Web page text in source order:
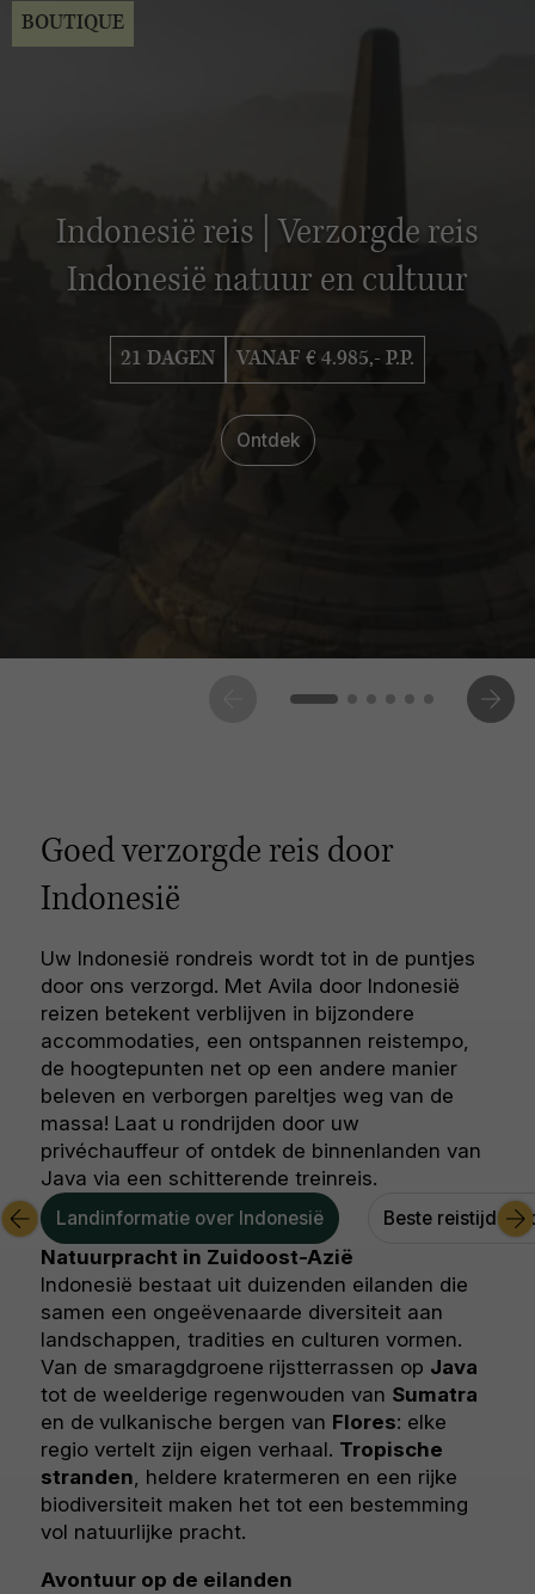
Indonesië reis | Verzorgde reis
Indonesië natuur en cultuur
21 DAGEN VANAF € 4.985,- P.P.
Ontdek
BOUTIQUE
Goed verzorgde reis door
Indonesië
Uw Indonesië rondreis wordt tot in de puntjes
door ons verzorgd. Met Avila door Indonesië
reizen betekent verblijven in bijzondere
accommodaties, een ontspannen reistempo,
de hoogtepunten net op een andere manier
beleven en verborgen pareltjes weg van de
massa! Laat u rondrijden door uw
privéchauffeur of ontdek de binnenlanden van
Java via een schitterende treinreis.
Landinformatie over Indonesië Beste reistijd
Natuurpracht in Zuidoost-Azië
Indonesië bestaat uit duizenden eilanden die
samen een ongeëvenaarde diversiteit aan
landschappen, tradities en culturen vormen.
Van de smaragdgroene rijstterrassen op Java
tot de weelderige regenwouden van Sumatra
en de vulkanische bergen van Flores: elke
regio vertelt zijn eigen verhaal. Tropische
stranden, heldere kratermeren en een rijke
biodiversiteit maken het tot een bestemming
vol natuurlijke pracht.
Avontuur op de eilanden